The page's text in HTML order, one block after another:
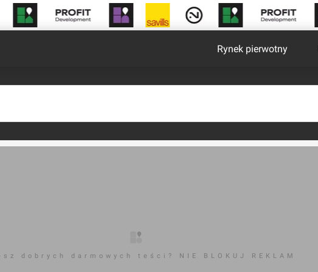
Rynek pierwotny
dobrych darmowych teści? NIE BLOKUJ REKLAM